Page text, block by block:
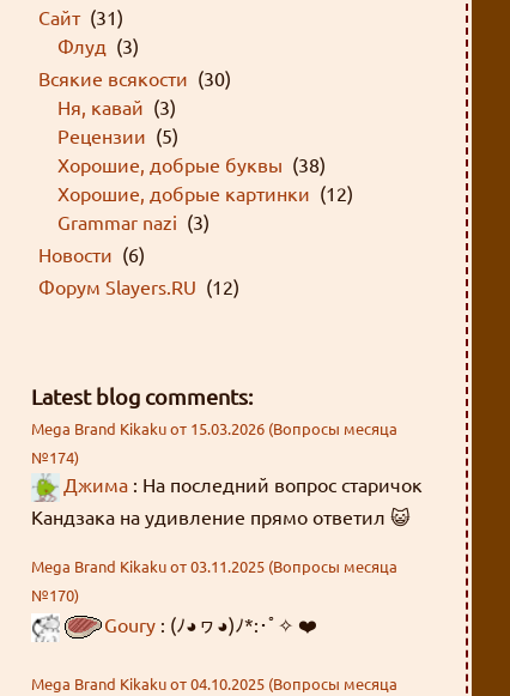
Сайт (31)
Флуд (3)
Всякие всякости (30)
Ня, кавай (3)
Рецензии (5)
Хорошие, добрые буквы (38)
Хорошие, добрые картинки (12)
Grammar nazi (3)
Новости (6)
Форум Slayers.RU (12)
Latest blog comments:
Mega Brand Kikaku от 15.03.2026 (Вопросы месяца
№174)
Джима : На последний вопрос старичок
Кандзака на удивление прямо ответил 😺
Mega Brand Kikaku от 03.11.2025 (Вопросы месяца
№170)
Goury : (ﾉ◕ヮ◕)ﾉ*:･ﾟ✧ ❤️
Mega Brand Kikaku от 04.10.2025 (Вопросы месяца